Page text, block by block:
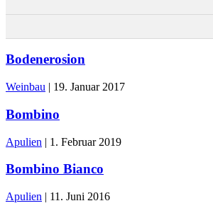
Bodenerosion
Weinbau | 19. Januar 2017
Bombino
Apulien | 1. Februar 2019
Bombino Bianco
Apulien | 11. Juni 2016